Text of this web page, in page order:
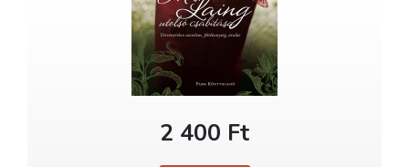
2 400 Ft